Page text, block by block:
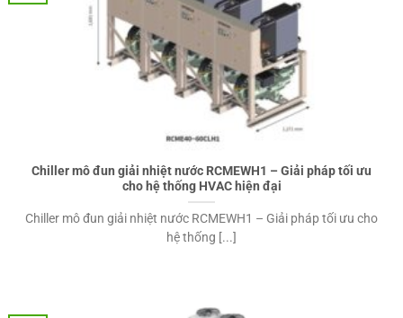
Chiller mô đun giải nhiệt nước RCMEWH1 – Giải pháp tối ưu
cho hệ thống HVAC hiện đại
Chiller mô đun giải nhiệt nước RCMEWH1 – Giải pháp tối ưu cho
hệ thống [...]